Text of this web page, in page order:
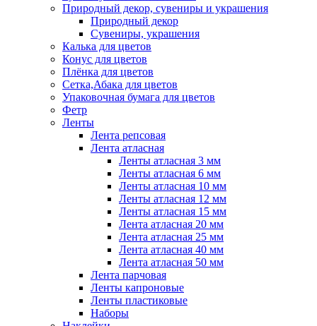
Природный декор, сувениры и украшения
Природный декор
Сувениры, украшения
Калька для цветов
Конус для цветов
Плёнка для цветов
Сетка,Абака для цветов
Упаковочная бумага для цветов
Фетр
Ленты
Лента репсовая
Лента атласная
Ленты атласная 3 мм
Ленты атласная 6 мм
Ленты атласная 10 мм
Ленты атласная 12 мм
Ленты атласная 15 мм
Лента атласная 20 мм
Лента атласная 25 мм
Лента атласная 40 мм
Лента атласная 50 мм
Лента парчовая
Ленты капроновые
Ленты пластиковые
Наборы